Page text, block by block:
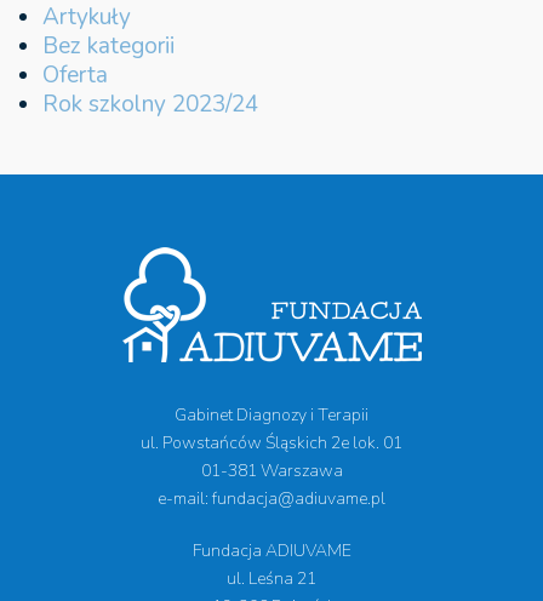
Artykuły
Bez kategorii
Oferta
Rok szkolny 2023/24
Gabinet Diagnozy i Terapii
ul. Powstańców Śląskich 2e lok. 01
01-381 Warszawa
e-mail: fundacja@adiuvame.pl
Fundacja ADIUVAME
ul. Leśna 21